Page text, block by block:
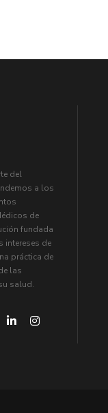
del
a los
de
fundada
intereses de
práctica de
las
salud.